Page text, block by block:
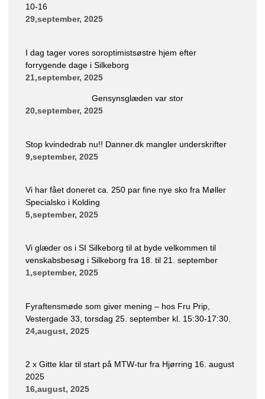
10-16
29,september, 2025
I dag tager vores soroptimistsøstre hjem efter
forrygende dage i Silkeborg
21,september, 2025
Gensynsglæden var stor
20,september, 2025
Stop kvindedrab nu!! Danner.dk mangler underskrifter
9,september, 2025
Vi har fået doneret ca. 250 par fine nye sko fra Møller
Specialsko i Kolding
5,september, 2025
Vi glæder os i SI Silkeborg til at byde velkommen til
venskabsbesøg i Silkeborg fra 18. til 21. september
1,september, 2025
Fyraftensmøde som giver mening – hos Fru Prip,
Vestergade 33, torsdag 25. september kl. 15:30-17:30.
24,august, 2025
2 x Gitte klar til start på MTW-tur fra Hjørring 16. august
2025
16,august, 2025